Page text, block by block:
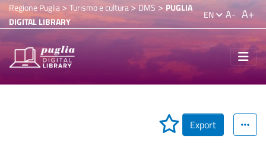
Regione Puglia> Turismo e cultura>DMS > PUGLIA
DIGITAL LIBRARY
EN A- A+
Export